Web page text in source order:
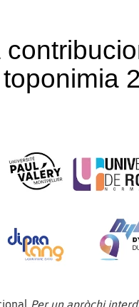
Per un apròchi